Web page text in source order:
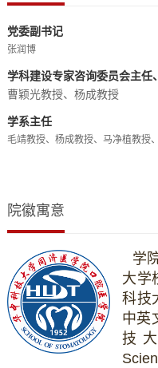
党委副书记
张润博
学科建设专家咨询委员会主任、
曹颖光教授、 杨成教授
学系主任
毛靖教授、 杨成教授、 马净植教授、
院徽寓意
学
大学
科技
中英
技